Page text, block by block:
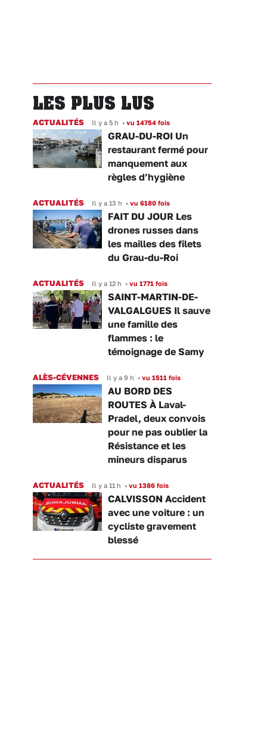
LES PLUS LUS
ACTUALITÉS Il y a 5 h • vu 14754 fois
GRAU-DU-ROI Un
restaurant fermé pour
manquement aux
règles d’hygiène
ACTUALITÉS Il y a 13 h • vu 6180 fois
FAIT DU JOUR Les
drones russes dans
les mailles des filets
du Grau-du-Roi
ACTUALITÉS Il y a 12 h • vu 1771 fois
SAINT-MARTIN-DE-
VALGALGUES Il sauve
une famille des
flammes : le
témoignage de Samy
ALÈS-CÉVENNES Il y a 9 h • vu 1511 fois
AU BORD DES
ROUTES À Laval-
Pradel, deux convois
pour ne pas oublier la
Résistance et les
mineurs disparus
ACTUALITÉS Il y a 11 h • vu 1386 fois
CALVISSON Accident
avec une voiture : un
cycliste gravement
blessé